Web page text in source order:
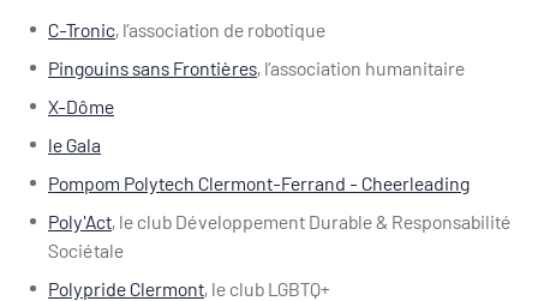
C-Tronic, l’association de robotique
Pingouins sans Frontières, l’association humanitaire
X-Dôme
le Gala
Pompom Polytech Clermont-Ferrand - Cheerleading
Poly'Act, le club Développement Durable & Responsabilité
Sociétale
Polypride Clermont, le club LGBTQ+